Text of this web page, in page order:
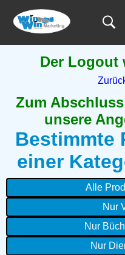
Der Logout
Zum
unsere
Bestimmte
einer
Alle
Nur
Nur
Nur